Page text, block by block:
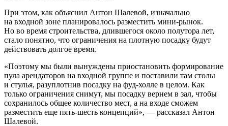
При этом, как объяснил Антон Шалевой, изначально
на входной зоне планировалось разместить мини-рынок.
Но во время строительства, длившегося около полутора лет,
стало понятно, что ограничения на плотную посадку будут
действовать долгое время.
«Поэтому мы были вынуждены приостановить формирование
пула арендаторов на входной группе и поставили там столы
и стулья, разуплотнив посадку на фуд-холле в целом. Как
только ограничения снимут, мы посадку вернем в зал, чтобы
сохранилось общее количество мест, а на входе сможем
разместить еще пять-шесть концепций», — рассказал Антон
Шалевой.